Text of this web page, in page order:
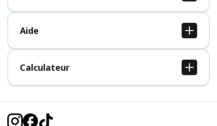
Tous les aliments
Aide
Centre d'aide
Calculateur
Calcul IMC
Calcul poids idéal
Calcul calories brûlées